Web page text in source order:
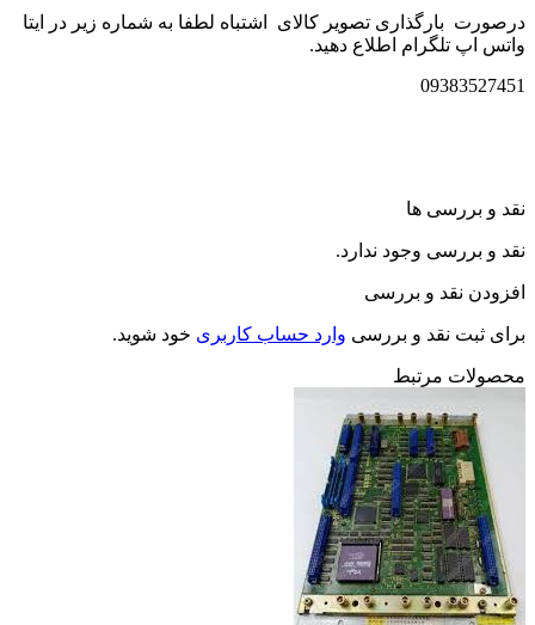
درصورت بارگذاری تصویر کالای اشتباه لطفا به شماره زیر در ایتا
واتس اپ تلگرام اطلاع دهید.
09383527451
نقد و بررسی ها
نقد و بررسی وجود ندارد.
افزودن نقد و بررسی
برای ثبت نقد و بررسی وارد حساب کاربری خود شوید.
محصولات مرتبط